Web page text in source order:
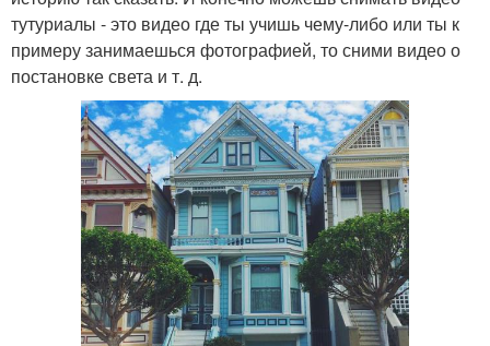
тутуриалы - это видео где ты учишь чему-либо или ты к
примеру занимаешься фотографией, то сними видео о
постановке света и т. д.